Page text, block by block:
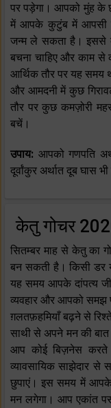
पर पड़ेगा। आपको मुंह के
में आपके कुटुंब में आपसी
जन्म ले सकता है। इससे
बचना चाहिए और काम से
आर्थिक तौर पर यह समय
और आमदनी में कुछ
तौर पर कुछ कमज़ोरी
बचें।
उपाय: आपको गणपति
दूर्वांकुर अर्थात दूब घास
केतु गोचर
सितम्बर माह से केतु का
बन सकती है। किसी डर
यह समय आपके दांपत्य
व्यवहार और आपको समझ
ग़लतफ़हमियाँ बढ़ने से
साथी से अपने मन की
आप कोई बिज़नेस
व्यावसायिक साझेदार से
छुपाएं। इस समय में आपके
मन लगेगा। आप एकांत